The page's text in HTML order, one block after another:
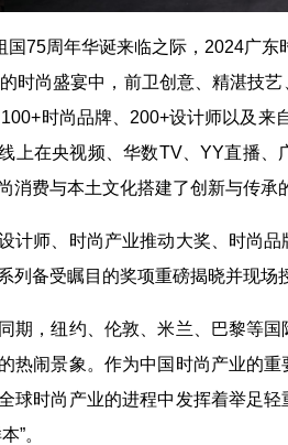
国75周年华诞来临之际，2024广
时尚盛宴中，前卫创意、精湛技
时尚品牌、200+设计师以及
上在央视频、华数TV、YY直播
消费与本土文化搭建了创新与传承
计师、时尚产业推动大奖、时尚
列备受瞩目的奖项重磅揭晓并现场
期，纽约、伦敦、米兰、巴黎等
热闹景象。作为中国时尚产业的
球时尚产业的进程中发挥着举足
”。